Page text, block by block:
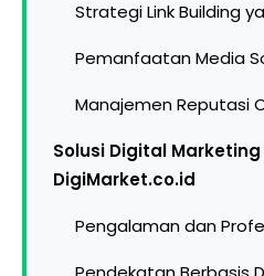
Strategi Link Building
Pemanfaatan Media
Manajemen Reputasi
Solusi Digital
DigiMarket.co.id
Pengalaman dan